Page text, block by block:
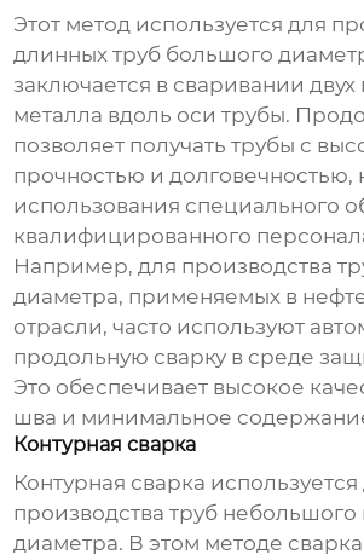
Этот метод используется для
длинных труб большого
заключается в сваривании двух
металла вдоль оси трубы.
позволяет получать трубы с
прочностью и долговечностью,
использования специального
квалифицированного
Например, для производства
диаметра, применяемых в
отрасли, часто используют
продольную сварку в среде
Это обеспечивает высокое
шва и минимальное
Контурная сварка
Контурная сварка используется
производства труб небольшого
диаметра. В этом методе